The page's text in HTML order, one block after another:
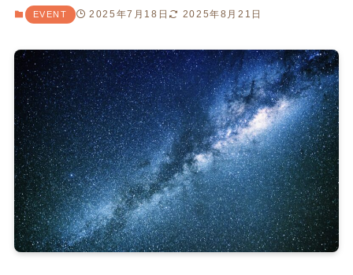
EVENT 2025年7月18日 2025年8月21日